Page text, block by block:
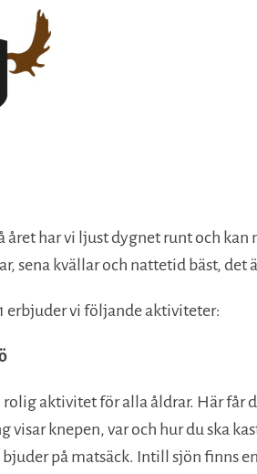
året har vi ljust dygnet runt och
sena kvällar och nattetid bäst, det
erbjuder vi följande aktiviteter:
rolig aktivitet för alla åldrar. Här får
visar knepen, var och hur du ska
på matsäck. Intill sjön finns